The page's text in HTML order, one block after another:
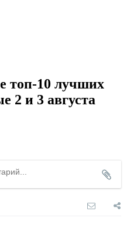
топ-10 лучших
2 и 3 августа